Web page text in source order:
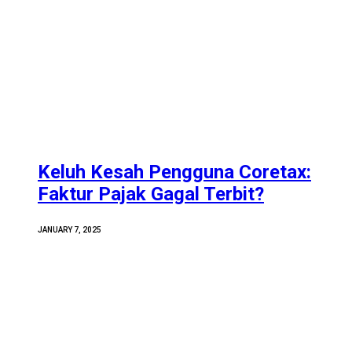
Keluh Kesah Pengguna Coretax:
Faktur Pajak Gagal Terbit?
JANUARY 7, 2025